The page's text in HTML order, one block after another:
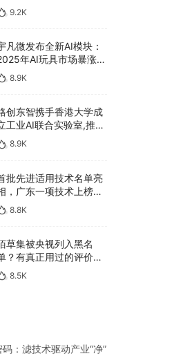
9.2K
凡微发布全新AI模块：
年AI玩具市场暴涨
400亿，90%传统厂商的
生死战即将打响
8.9K
创东智携手香港大学成
工业AI联合实验室,推进
AMHS智能物料搬运调度
统研发
8.9K
批先进适用技术名单亮
，广东一项技术上榜，
有何独特之处？
8.8K
草集被央视列入黑名
？有真正用过的评价
吗？8.5K
：滤技术驱动产业“净”